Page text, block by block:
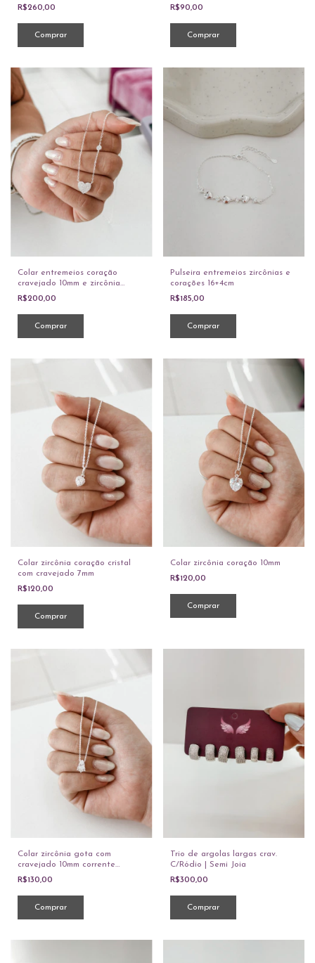
R$260,00 R$90,00
Colar entremeios coração
cravejado 10mm e zircônia
redonda corrente cadeado
40+5cm
R$200,00
Pulseira entremeios zircônias e
corações 16+4cm
R$185,00
Colar zircônia coração cristal
com cravejado 7mm
R$120,00
Colar zircônia coração 10mm
R$120,00
Colar zircônia gota com
cravejado 10mm corrente
cadeadinho 40cm
R$130,00
Trio de argolas largas crav.
C/Ródio | Semi Joia
R$300,00